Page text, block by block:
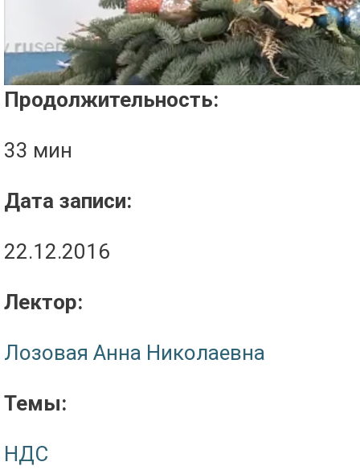
Продолжительность:
33 мин
Дата записи:
22.12.2016
Лектор:
Лозовая Анна Николаевна
Темы:
НДС